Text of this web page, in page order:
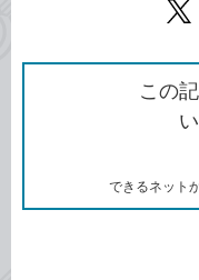
この
できるネット